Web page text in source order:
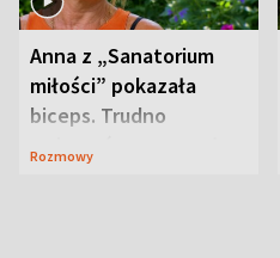
Anna z „Sanatorium
miłości” pokazała
biceps. Trudno
uwierzyć, co przeszła
Rozmowy